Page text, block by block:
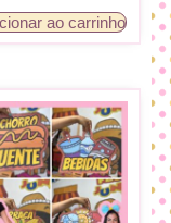
ao carrinho